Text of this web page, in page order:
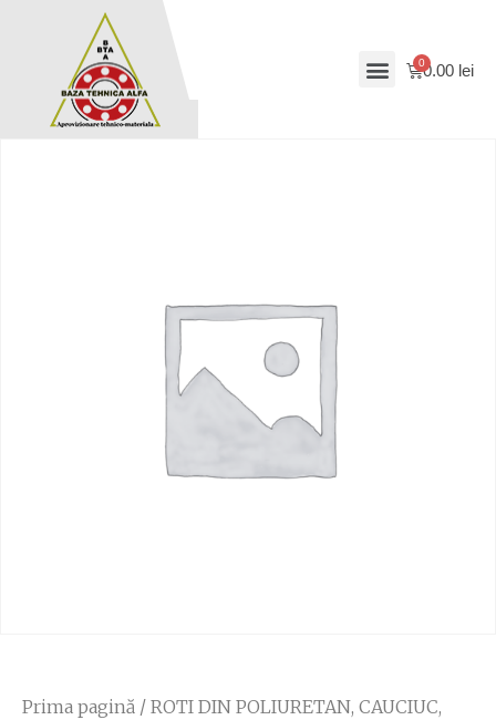
0.00 lei
Prima pagină / ROTI DIN POLIURETAN, CAUCIUC,